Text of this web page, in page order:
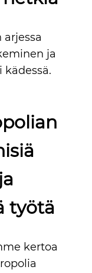
ja
kädessä.
työtä
kertoa